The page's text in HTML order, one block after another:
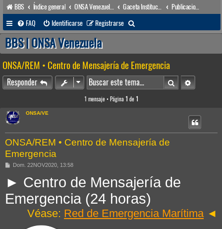
BBS Índice general
Publicaciones & Docs.
FAQ
Identificarse Registrarse
u
c
a
r
BBS | ONSA Venezuela
ONSA/REM • Centro de Mensajería de Emergencia
Responder BuscarBúsqueda
1 mensaje • Página 1 de 1
ONSA/VE
ONSA/REM • Centro de Mensajería de
Emergencia
M
s
j
e
Dom. 22NOV2020, 13:58
► Centro de Mensajería de
Emergencia (24 horas)
Véase: Red de Emergencia Marítima◄